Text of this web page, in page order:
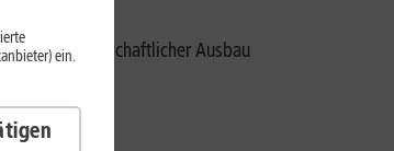
eigenwirtschaftlicher Ausbau
ein.